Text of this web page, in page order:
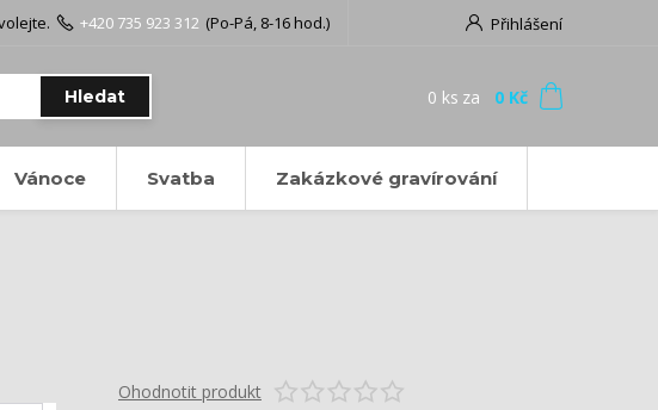
Přihlášení
Hledat
+420 735 923 312 (Po-Pá, 8-16 hod.)
0 ks za 0 Kč
Vánoce Svatba Zakázkové gravírování
Ohodnotit produkt